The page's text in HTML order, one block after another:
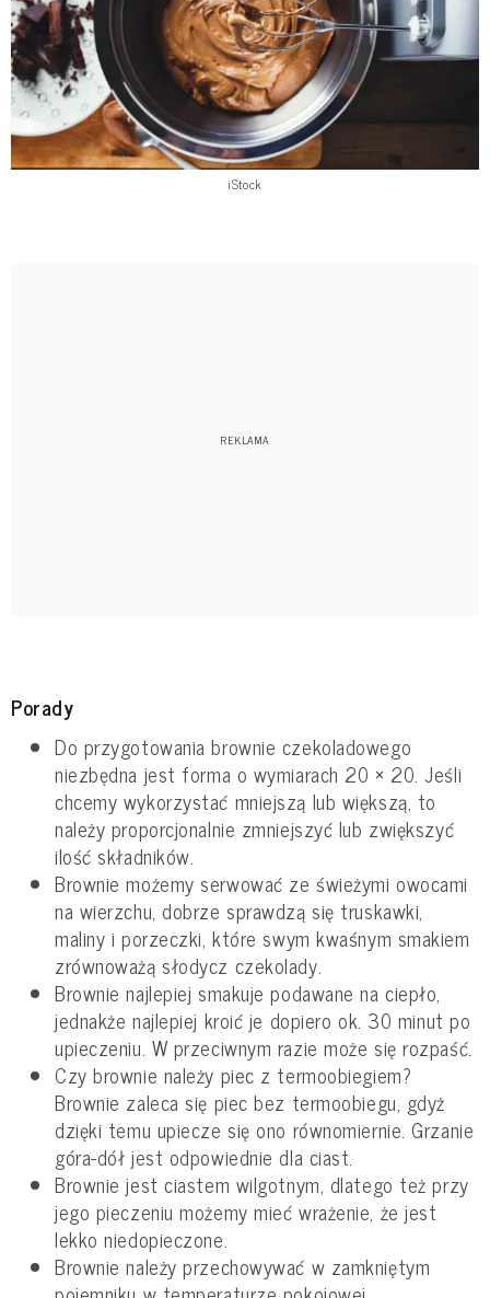
iStock
Porady
Do przygotowania brownie czekoladowego
niezbędna jest forma o wymiarach 20 × 20. Jeśli
chcemy wykorzystać mniejszą lub większą, to
należy proporcjonalnie zmniejszyć lub zwiększyć
ilość składników.
Brownie możemy serwować ze świeżymi owocami
na wierzchu, dobrze sprawdzą się truskawki,
maliny i porzeczki, które swym kwaśnym smakiem
zrównoważą słodycz czekolady.
Brownie najlepiej smakuje podawane na ciepło,
jednakże najlepiej kroić je dopiero ok. 30 minut po
upieczeniu. W przeciwnym razie może się rozpaść.
Czy brownie należy piec z termoobiegiem?
Brownie zaleca się piec bez termoobiegu, gdyż
dzięki temu upiecze się ono równomiernie. Grzanie
góra-dół jest odpowiednie dla ciast.
Brownie jest ciastem wilgotnym, dlatego też przy
jego pieczeniu możemy mieć wrażenie, że jest
lekko niedopieczone.
Brownie należy przechowywać w zamkniętym